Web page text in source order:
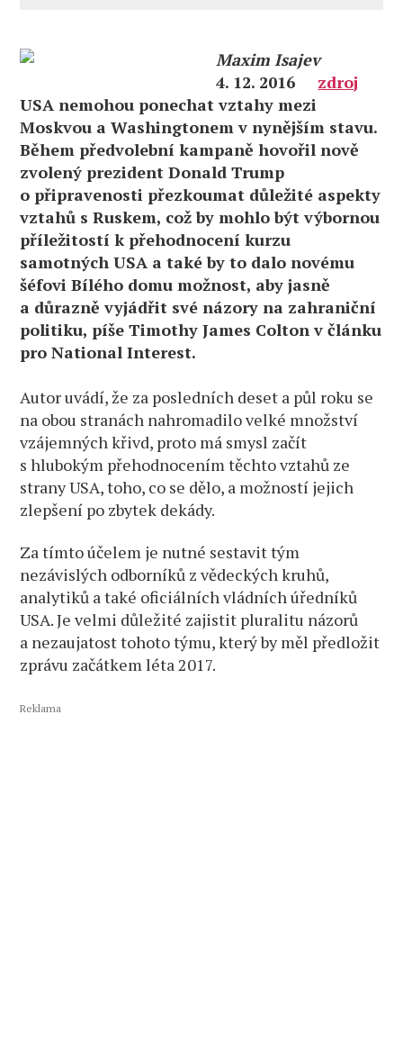
Maxim Isajev
4. 12. 2016 zdroj
USA nemohou ponechat vztahy mezi
Moskvou a Washingtonem v nynějším stavu.
Během předvolební kampaně hovořil nově
zvolený prezident Donald Trump
o připravenosti přezkoumat důležité aspekty
vztahů s Ruskem, což by mohlo být výbornou
příležitostí k přehodnocení kurzu
samotných USA a také by to dalo novému
šéfovi Bílého domu možnost, aby jasně
a důrazně vyjádřit své názory na zahraniční
politiku, píše Timothy James Colton v článku
pro National Interest.
Autor uvádí, že za posledních deset a půl roku se
na obou stranách nahromadilo velké množství
vzájemných křivd, proto má smysl začít
s hlubokým přehodnocením těchto vztahů ze
strany USA, toho, co se dělo, a možností jejich
zlepšení po zbytek dekády.
Za tímto účelem je nutné sestavit tým
nezávislých odborníků z vědeckých kruhů,
analytiků a také oficiálních vládních úředníků
USA. Je velmi důležité zajistit pluralitu názorů
a nezaujatost tohoto týmu, který by měl předložit
zprávu začátkem léta 2017.
Reklama